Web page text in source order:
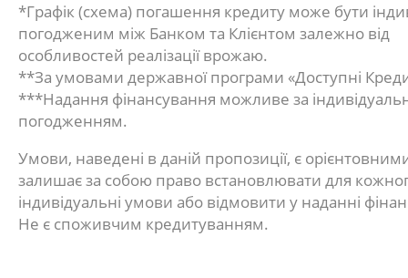
*Графік (схема) погашення кредиту може бути
погодженим між Банком та Клієнтом залежно від
особливостей реалізації врожаю.
**За умовами державної програми «Доступні
***Надання фінансування можливе за
погодженням.
Умови, наведені в даній пропозиції, є
залишає за собою право встановлювати для
індивідуальні умови або відмовити у наданні
Не є споживчим кредитуванням.